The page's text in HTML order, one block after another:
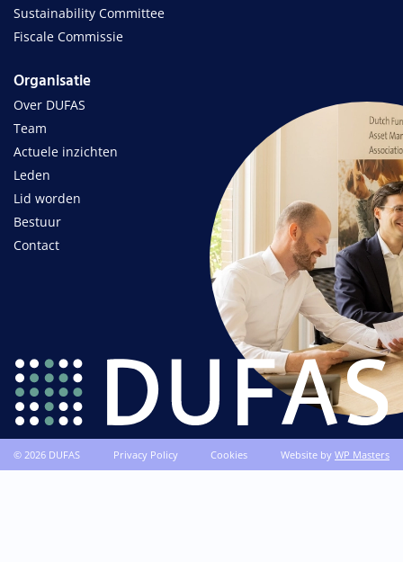
Sustainability Committee
Fiscale Commissie
Organisatie
Over DUFAS
Team
Actuele inzichten
Leden
Lid worden
Bestuur
Contact
© 2026 DUFAS Privacy Policy Cookies Website by WP Masters